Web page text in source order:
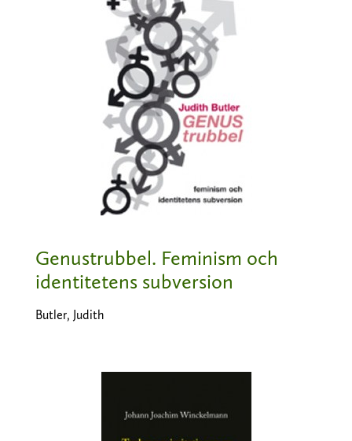
Genustrubbel. Feminism och
identitetens subversion
Butler, Judith